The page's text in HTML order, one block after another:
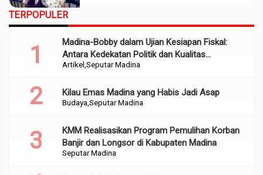
TERPOPULER
Artikel Seputar Madina
Madina-Bobby dalam Ujian Kesiapan Fiskal:
Antara Kedekatan Politik dan Kualitas
Perencanaan
Budaya Seputar Madina
Kilau Emas Madina yang Habis Jadi Asap
Seputar Madina
KMM Realisasikan Program Pemulihan Korban
Banjir dan Longsor di Kabupaten Madina